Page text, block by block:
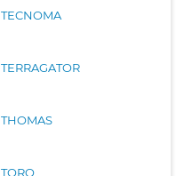
TECNOMA
TERRAGATOR
THOMAS
TORO